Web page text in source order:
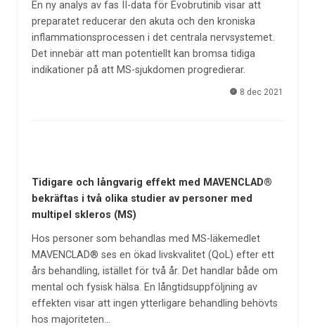
En ny analys av fas II-data för Evobrutinib visar att
preparatet reducerar den akuta och den kroniska
inflammationsprocessen i det centrala nervsystemet.
Det innebär att man potentiellt kan bromsa tidiga
indikationer på att MS-sjukdomen progredierar.
8 dec 2021
Tidigare och långvarig effekt med MAVENCLAD®
bekräftas i två olika studier av personer med
multipel skleros (MS)
Hos personer som behandlas med MS-läkemedlet
MAVENCLAD® ses en ökad livskvalitet (QoL) efter ett
års behandling, istället för två år. Det handlar både om
mental och fysisk hälsa. En långtidsuppföljning av
effekten visar att ingen ytterligare behandling behövts
hos majoriteten…